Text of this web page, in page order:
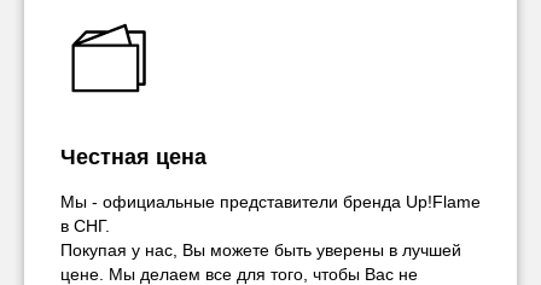
Честная цена
Мы - официальные представители бренда Up!Flame
в СНГ.
Покупая у нас, Вы можете быть уверены в лучшей
цене. Мы делаем все для того, чтобы Вас не